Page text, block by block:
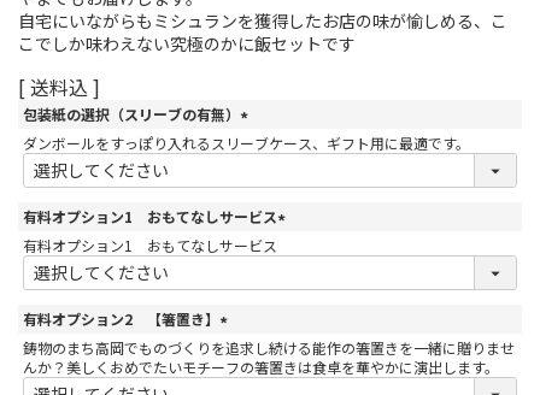
自宅にいながらもミシュランを獲得したお店の味が愉しめる、こ
こでしか味わえない究極のかに飯セットです
送料込
包装紙の選択（スリーブの有無）
(
必
ダンボールをすっぽり入れるスリーブケース、ギフト用に最適です。
有料オプション1 おもてなしサービス
必
有料オプション1 おもてなしサービス
有料オプション2 【箸置き】
(
必
須
鋳物のまち高岡でものづくりを追求し続ける能作の箸置きを一緒に贈りませ
んか？美しくおめでたいモチーフの箸置きは食卓を華やかに演出します。